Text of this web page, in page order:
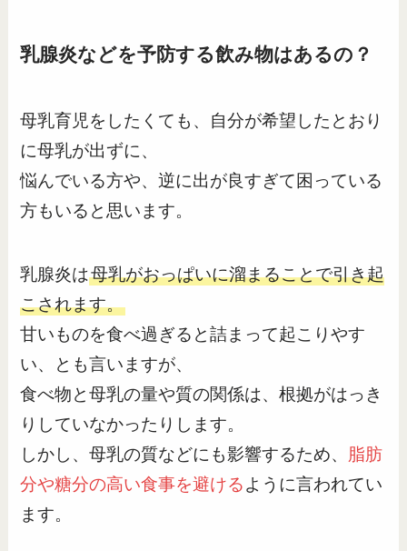
乳腺炎などを予防する飲み物はあるの？
母乳育児をしたくても、自分が希望したとおり
に母乳が出ずに、
悩んでいる方や、逆に出が良すぎて困っている
方もいると思います。
乳腺炎は母乳がおっぱいに溜まることで引き起
こされます。
甘いものを食べ過ぎると詰まって起こりやす
い、とも言いますが、
食べ物と母乳の量や質の関係は、根拠がはっき
りしていなかったりします。
しかし、母乳の質などにも影響するため、 脂肪
分や糖分の高い食事を避けるように言われてい
ます。